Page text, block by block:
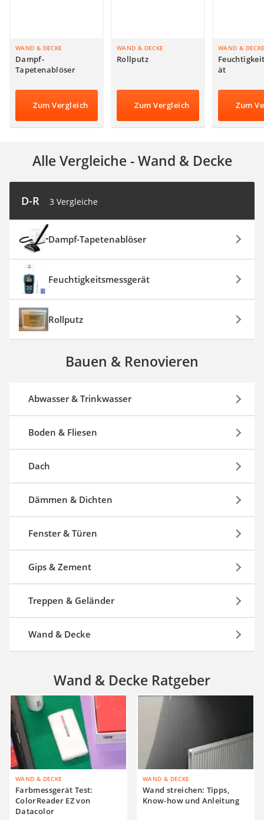
Video-Türsprechanlage
WAND & DECKE
Dampf-
Tapetenablöser
Zum Vergleich
WAND & DECKE
Rollputz
Zum Vergleich
WAND &
ät
Zum
Alle Vergleiche - Wand & Decke
D-R 3 Vergleiche
Dampf-Tapetenablöser
Feuchtigkeitsmessgerät
Rollputz
Bauen & Renovieren
Abwasser & Trinkwasser
Boden & Fliesen
Dach
Dämmen & Dichten
Fenster & Türen
Gips & Zement
Treppen & Geländer
Wand & Decke
Wand & Decke Ratgeber
WAND & DECKE
Farbmessgerät Test:
ColorReader EZ von
Datacolor
WAND & DECKE
Wand streichen: Tipps,
Know-how und Anleitung